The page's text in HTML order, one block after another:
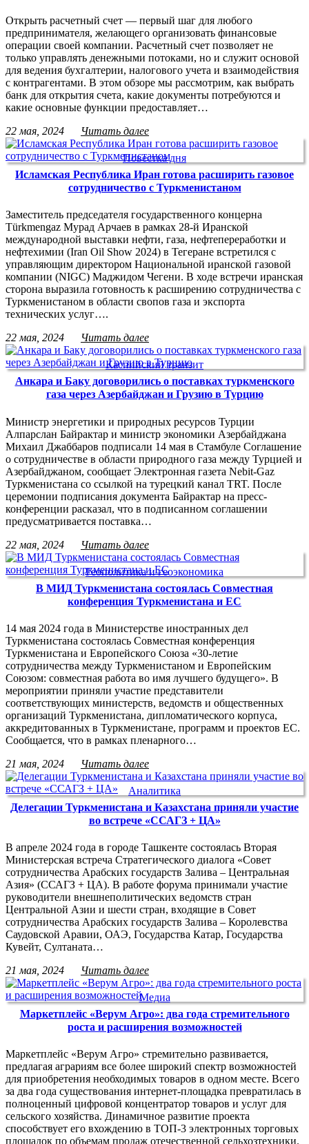
Открыть расчетный счет — первый шаг для любого
предпринимателя, желающего организовать финансовые
операции своей компании. Расчетный счет позволяет не
только управлять денежными потоками, но и служит основой
для ведения бухгалтерии, налогового учета и взаимодействия
с контрагентами. В этом обзоре мы рассмотрим, как выбрать
банк для открытия счета, какие документы потребуются и
какие основные функции предоставляет…
22 мая, 2024
Читать далее
Повестка дня
Исламская Республика Иран готова расширить газовое
сотрудничество с Туркменистаном
Заместитель председателя государственного концерна
Türkmengaz Мурад Арчаев в рамках 28-й Иранской
международной выставки нефти, газа, нефтепереработки и
нефтехимии (Iran Oil Show 2024) в Тегеране встретился с
управляющим директором Национальной иранской газовой
компании (NIGC) Маджидом Чегени. В ходе встречи иранская
сторона выразила готовность к расширению сотрудничества с
Туркменистаном в области свопов газа и экспорта
технических услуг….
22 мая, 2024
Читать далее
Каспийский транзит
Анкара и Баку договорились о поставках туркменского
газа через Азербайджан и Грузию в Турцию
Министр энергетики и природных ресурсов Турции
Алпарслан Байрактар и министр экономики Азербайджана
Михаил Джаббаров подписали 14 мая в Стамбуле Соглашение
о сотрудничестве в области природного газа между Турцией и
Азербайджаном, сообщает Электронная газета Nebit-Gaz
Туркменистана со ссылкой на турецкий канал TRT. После
церемонии подписания документа Байрактар на пресс-
конференции расказал, что в подписанном соглашении
предусматривается поставка…
22 мая, 2024
Читать далее
Геополитика и геоэкономика
В МИД Туркменистана состоялась Совместная
конференция Туркменистана и ЕС
14 мая 2024 года в Министерстве иностранных дел
Туркменистана состоялась Совместная конференция
Туркменистана и Европейского Союза «30-летие
сотрудничества между Туркменистаном и Европейским
Союзом: совместная работа во имя лучшего будущего». В
мероприятии приняли участие представители
соответствующих министерств, ведомств и общественных
организаций Туркменистана, дипломатического корпуса,
аккредитованных в Туркменистане, программ и проектов ЕС.
Сообщается, что в рамках пленарного…
21 мая, 2024
Читать далее
Аналитика
Делегации Туркменистана и Казахстана приняли участие
во встрече «ССАГЗ + ЦА»
В апреле 2024 года в городе Ташкенте состоялась Вторая
Министерская встреча Стратегического диалога «Совет
сотрудничества Арабских государств Залива – Центральная
Азия» (ССАГЗ + ЦА). В работе форума принимали участие
руководители внешнеполитических ведомств стран
Центральной Азии и шести стран, входящие в Совет
сотрудничества Арабских государств Залива – Королевства
Саудовской Аравии, ОАЭ, Государства Катар, Государства
Кувейт, Султаната…
21 мая, 2024
Читать далее
Медиа
Маркетплейс «Верум Агро»: два года стремительного
роста и расширения возможностей
Маркетплейс «Верум Агро» стремительно развивается,
предлагая аграриям все более широкий спектр возможностей
для приобретения необходимых товаров в одном месте. Всего
за два года существования интернет-площадка превратилась в
полноценный цифровой концентратор товаров и услуг для
сельского хозяйства. Динамичное развитие проекта
способствует его вхождению в ТОП-3 электронных торговых
площадок по объемам продаж отечественной сельхозтехники.